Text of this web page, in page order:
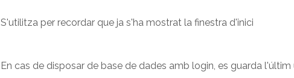
S'utilitza per recordar que ja s'ha mostrat la finestra d'inici
En cas de disposar de base de dades amb login, es guarda